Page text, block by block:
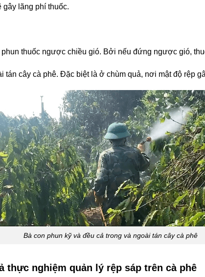
gây lãng phí thuốc.
thuốc ngược chiều gió. Bởi nếu đứng ngược gió,
tán cây cà phê. Đặc biệt là ở chùm quả, nơi mật độ rệp
Bà con phun kỹ và đều cả trong và ngoài tán cây cà phê
thực nghiệm quản lý rệp sáp trên cà phê